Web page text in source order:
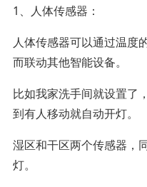
1、人体传感器：
人体传感器可以通过温度
而联动其他智能设备。
比如我家洗手间就设置了
到有人移动就自动开灯。
湿区和干区两个传感器，
灯。